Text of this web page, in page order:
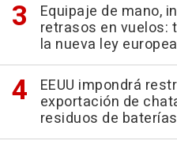
Equipaje de mano,
retrasos en vuelos:
la nueva ley
EEUU impondrá
exportación de
residuos de baterías